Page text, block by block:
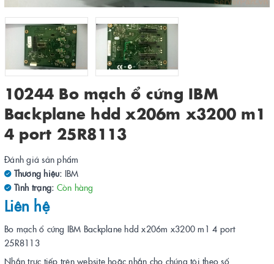
10244 Bo mạch ổ cứng IBM
Backplane hdd x206m x3200 m1
4 port 25R8113
Đánh giá sản phẩm
Thương hiệu: IBM
Tình trạng: Còn hàng
Liên hệ
Bo mạch ổ cứng IBM Backplane hdd x206m x3200 m1 4 port
25R8113
Nhắn trực tiếp trên website hoặc nhắn cho chúng tôi theo số